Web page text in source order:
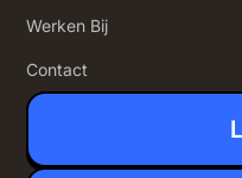
Werken Bij
Contact